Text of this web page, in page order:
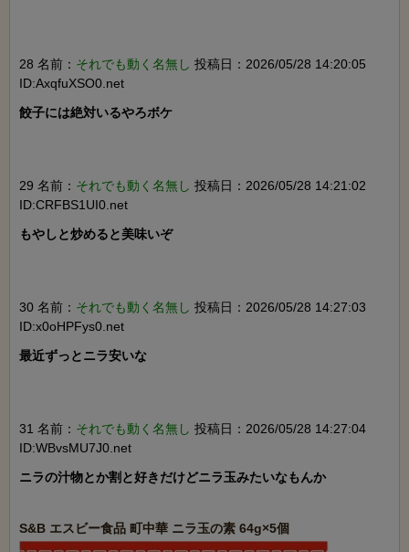
28 名前： それでも動く名無し 投稿日：2026/05/28 14:20:05
ID:AxqfuXSO0.net
餃子には絶対いるやろボケ
29 名前： それでも動く名無し 投稿日：2026/05/28 14:21:02
ID:CRFBS1UI0.net
もやしと炒めると美味いぞ
30 名前： それでも動く名無し 投稿日：2026/05/28 14:27:03
ID:x0oHPFys0.net
最近ずっとニラ安いな
31 名前： それでも動く名無し 投稿日：2026/05/28 14:27:04
ID:WBvsMU7J0.net
ニラの汁物とか割と好きだけどニラ玉みたいなもんか